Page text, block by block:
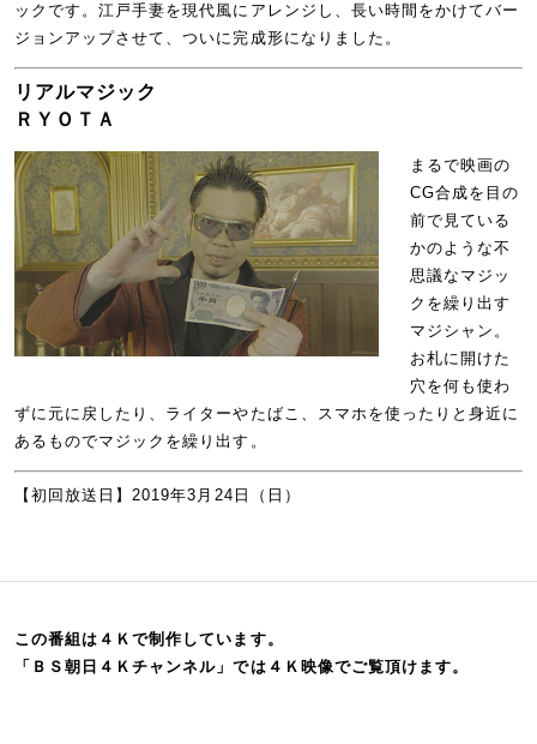
ックです。江戸手妻を現代風にアレンジし、長い時間をかけてバー
ジョンアップさせて、ついに完成形になりました。
リアルマジック
ＲＹＯＴＡ
まるで映画の
CG合成を目の
前で見ている
かのような不
思議なマジッ
クを繰り出す
マジシャン。
お札に開けた
穴を何も使わ
ずに元に戻したり、ライターやたばこ、スマホを使ったりと身近に
あるものでマジックを繰り出す。
【初回放送日】2019年3月24日（日）
この番組は４Ｋで制作しています。
「ＢＳ朝日４Ｋチャンネル」では４Ｋ映像でご覧頂けます。